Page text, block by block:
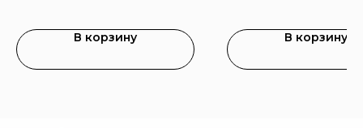
В корзину В корзину